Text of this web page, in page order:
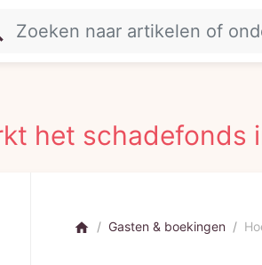
het schadefonds
home Gasten & boekingen